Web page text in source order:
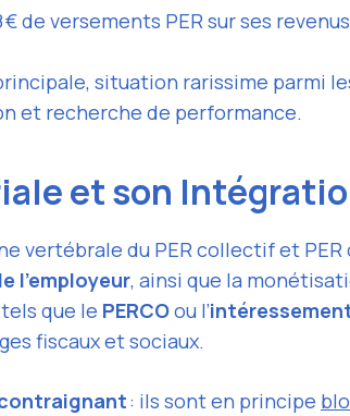
de versements PER sur ses
situation rarissime parmi
et recherche de performance.
et son
vertébrale du PER collectif et PER
l’employeur, ainsi que la
que le PERCOou l’
fiscaux et sociaux.
: ils sont en principe